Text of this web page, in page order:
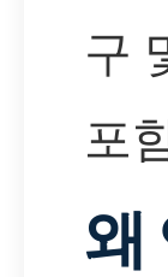
구
포
왜